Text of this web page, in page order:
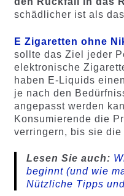
schädlicher ist als
E Zigaretten ohne
sollte das Ziel jeder
elektronische
haben E-Liquids einen
je nach den
angepasst werden
Konsumierende die
verringern, bis sie
Lesen Sie auch:
beginnt (und wie
Nützliche Tipps